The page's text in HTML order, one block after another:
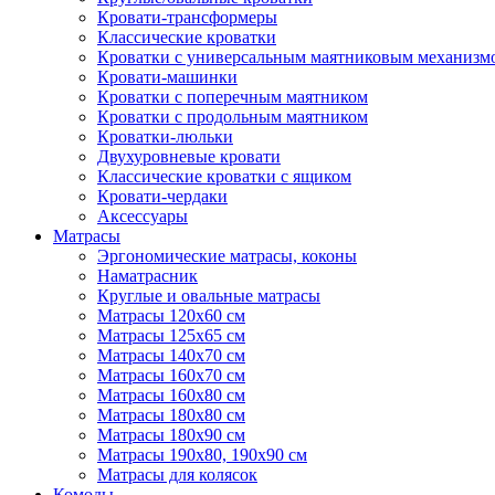
Кровати-трансформеры
Классические кроватки
Кроватки с универсальным маятниковым
Кровати-машинки
Кроватки с поперечным маятником
Кроватки с продольным маятником
Кроватки-люльки
Двухуровневые кровати
Классические кроватки с ящиком
Кровати-чердаки
Аксессуары
Матрасы
Эргономические матрасы, коконы
Наматрасник
Круглые и овальные матрасы
Матрасы 120х60 см
Матрасы 125х65 см
Матрасы 140х70 см
Матрасы 160х70 см
Матрасы 160х80 см
Матрасы 180х80 см
Матрасы 180х90 см
Матрасы 190х80, 190х90 см
Матрасы для колясок